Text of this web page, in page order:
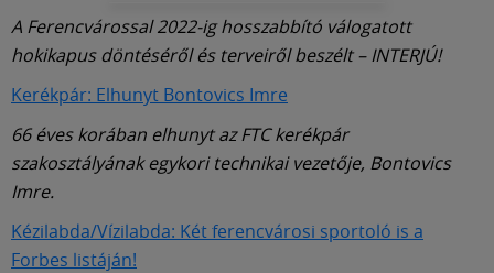
A Ferencvárossal 2022-ig hosszabbító válogatott
hokikapus döntéséről és terveiről beszélt – INTERJÚ!
Kerékpár: Elhunyt Bontovics Imre
66 éves korában elhunyt az FTC kerékpár
szakosztályának egykori technikai vezetője, Bontovics
Imre.
Kézilabda/Vízilabda: Két ferencvárosi sportoló is a
Forbes listáján!